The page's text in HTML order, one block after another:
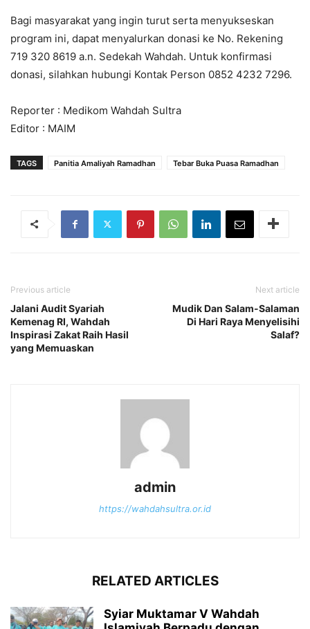
Bagi masyarakat yang ingin turut serta menyukseskan
program ini, dapat menyalurkan donasi ke No. Rekening
719 320 8619 a.n. Sedekah Wahdah. Untuk konfirmasi
donasi, silahkan hubungi Kontak Person 0852 4232 7296.
Reporter : Medikom Wahdah Sultra
Editor : MAIM
TAGS Panitia Amaliyah Ramadhan Tebar Buka Puasa Ramadhan
Previous article
Jalani Audit Syariah
Kemenag RI, Wahdah
Inspirasi Zakat Raih Hasil
yang Memuaskan
Next article
Mudik Dan Salam-Salaman
Di Hari Raya Menyelisihi
Salaf?
admin
https://wahdahsultra.or.id
RELATED ARTICLES
Syiar Muktamar V Wahdah